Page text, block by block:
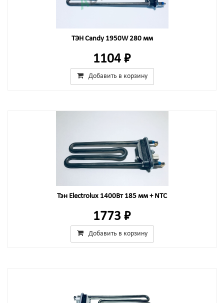
ТЭН Candy 1950W 280 мм
1104 ₽
Добавить в корзину
Тэн Electrolux 1400Вт 185 мм + NTC
1773 ₽
Добавить в корзину